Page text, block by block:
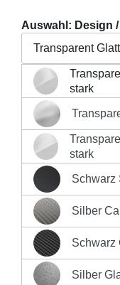
Auswahl: Design
Transparent
stark
Transparent
Transparent
stark
Transparent
Schwarz
Schwarz
Silber
Silber Carbon-
Schwarz
Schwarz
Silber
Silber Glatt
Regulärer Preis:
19,90 €
Preise inkl. MwSt.
Produkt
IN
Sofort
Deutschlands **
Produktnummer: